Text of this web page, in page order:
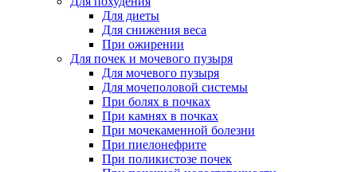
Для диеты
Для снижения веса
При ожирении
Для почек и мочевого пузыря
Для мочевого пузыря
Для мочеполовой системы
При болях в почках
При камнях в почках
При мочекаменной болезни
При пиелонефрите
При поликистозе почек